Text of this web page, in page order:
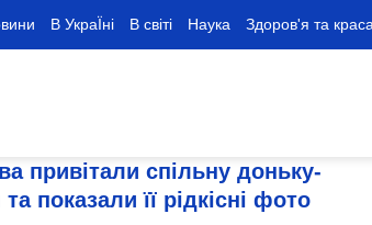
В УкраЇні В світі Наука Здоров'я та краса
привітали спільну доньку-
показали її рідкісні фото